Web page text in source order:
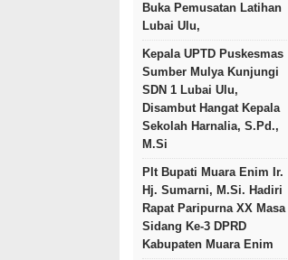
Buka Pemusatan Latihan
Lubai Ulu,
Kepala UPTD Puskesmas
Sumber Mulya Kunjungi
SDN 1 Lubai Ulu,
Disambut Hangat Kepala
Sekolah Harnalia, S.Pd.,
M.Si
Plt Bupati Muara Enim Ir.
Hj. Sumarni, M.Si. Hadiri
Rapat Paripurna XX Masa
Sidang Ke-3 DPRD
Kabupaten Muara Enim